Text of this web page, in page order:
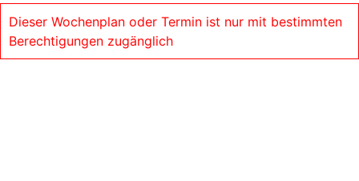
Dieser Wochenplan oder Termin ist nur mit bestimmten
Berechtigungen zugänglich